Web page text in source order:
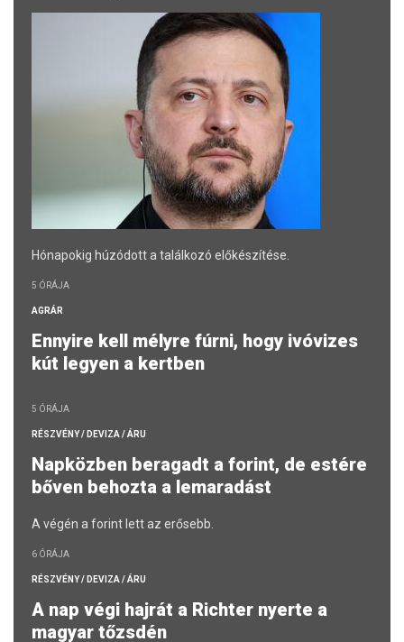
Hónapokig húzódott a találkozó előkészítése.
5 ÓRÁJA
AGRÁR
Ennyire kell mélyre fúrni, hogy ivóvizes
kút legyen a kertben
5 ÓRÁJA
RÉSZVÉNY / DEVIZA / ÁRU
Napközben beragadt a forint, de estére
bőven behozta a lemaradást
A végén a forint lett az erősebb.
6 ÓRÁJA
RÉSZVÉNY / DEVIZA / ÁRU
A nap végi hajrát a Richter nyerte a
magyar tőzsdén